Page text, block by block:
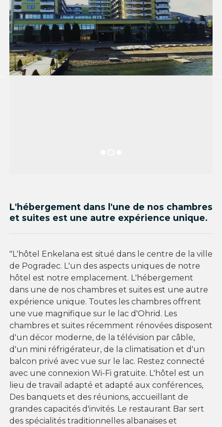
L'hébergement dans l'une de nos chambres
et suites est une autre expérience unique.
"L'hôtel Enkelana est situé dans le centre de la ville
de Pogradec. L'un des aspects uniques de notre
hôtel est notre emplacement. L'hébergement
dans une de nos chambres et suites est une autre
expérience unique. Toutes les chambres offrent
une vue magnifique sur le lac d'Ohrid. Les
chambres et suites récemment rénovées disposent
d'un décor moderne, de la télévision par câble,
d'un mini réfrigérateur, de la climatisation et d'un
balcon privé avec vue sur le lac. Restez connecté
avec une connexion Wi-Fi gratuite. L'hôtel est un
lieu de travail adapté et adapté aux conférences,
Des banquets et des réunions, accueillant de
grandes capacités d'invités. Le restaurant Bar sert
des spécialités traditionnelles albanaises et